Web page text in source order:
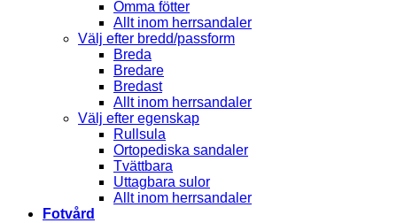
Ömma fötter
Allt inom herrsandaler
Välj efter bredd/passform
Breda
Bredare
Bredast
Allt inom herrsandaler
Välj efter egenskap
Rullsula
Ortopediska sandaler
Tvättbara
Uttagbara sulor
Allt inom herrsandaler
Fotvård